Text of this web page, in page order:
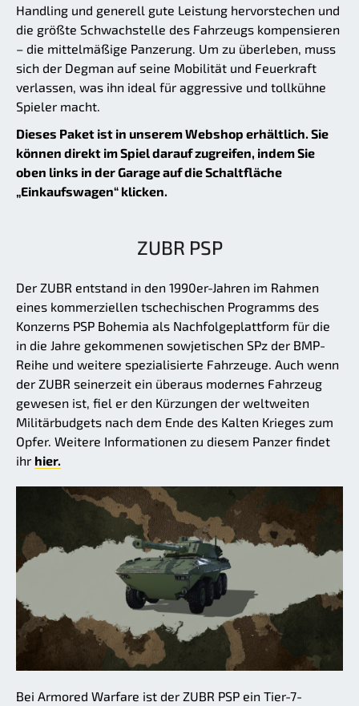
Handling und generell gute Leistung hervorstechen und
die größte Schwachstelle des Fahrzeugs kompensieren
– die mittelmäßige Panzerung. Um zu überleben, muss
sich der Degman auf seine Mobilität und Feuerkraft
verlassen, was ihn ideal für aggressive und tollkühne
Spieler macht.
Dieses Paket ist in unserem Webshop erhältlich. Sie
können direkt im Spiel darauf zugreifen, indem Sie
oben links in der Garage auf die Schaltfläche
„Einkaufswagen“ klicken.
ZUBR PSP
Der ZUBR entstand in den 1990er-Jahren im Rahmen
eines kommerziellen tschechischen Programms des
Konzerns PSP Bohemia als Nachfolgeplattform für die
in die Jahre gekommenen sowjetischen SPz der BMP-
Reihe und weitere spezialisierte Fahrzeuge. Auch wenn
der ZUBR seinerzeit ein überaus modernes Fahrzeug
gewesen ist, fiel er den Kürzungen der weltweiten
Militärbudgets nach dem Ende des Kalten Krieges zum
Opfer. Weitere Informationen zu diesem Panzer findet
ihr hier.
Bei Armored Warfare ist der ZUBR PSP ein Tier-7-